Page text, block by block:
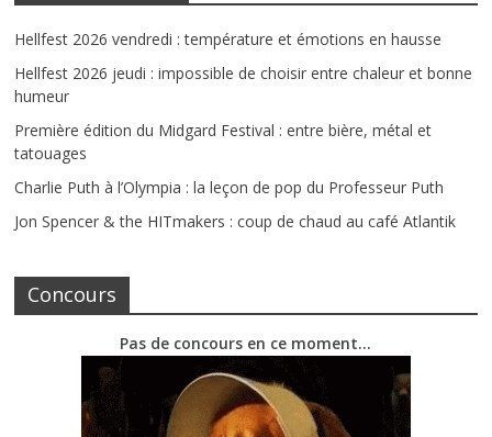
Hellfest 2026 vendredi : température et émotions en hausse
Hellfest 2026 jeudi : impossible de choisir entre chaleur et bonne
humeur
Première édition du Midgard Festival : entre bière, métal et
tatouages
Charlie Puth à l’Olympia : la leçon de pop du Professeur Puth
Jon Spencer & the HITmakers : coup de chaud au café Atlantik
Concours
Pas de concours en ce moment…